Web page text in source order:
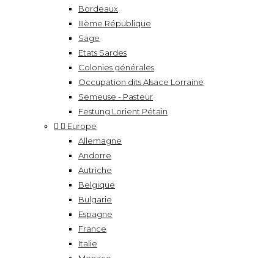
Bordeaux
IIIème République
Sage
Etats Sardes
Colonies générales
Occupation dits Alsace Lorraine
Semeuse - Pasteur
Festung Lorient Pétain
  Europe
Allemagne
Andorre
Autriche
Belgique
Bulgarie
Espagne
France
Italie